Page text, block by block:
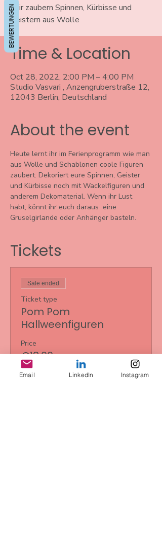
Wir zaubern Spinnen, Kürbisse und
Geistern aus Wolle
Time & Location
Oct 28, 2022, 2:00 PM – 4:00 PM
Studio Vasvari , Anzengruberstraße 12,
12043 Berlin, Deutschland
About the event
Heute lernt ihr im Ferienprogramm wie man
aus Wolle und Schablonen coole Figuren
zaubert. Dekoriert eure Spinnen, Geister
und Kürbisse noch mit Wackelfiguren und
anderem Dekomaterial. Wenn ihr Lust
habt, könnt ihr euch daraus  eine
Gruselgirlande oder Anhänger basteln.
Tickets
Sale ended
Ticket type
Pom Pom
Hallweenfiguren
Price
€18.00
+€0.45 ticket service fee
Email LinkedIn Instagram
BEWERTUNGEN